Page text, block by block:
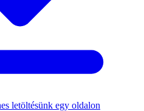
letöltésünk egy oldalon